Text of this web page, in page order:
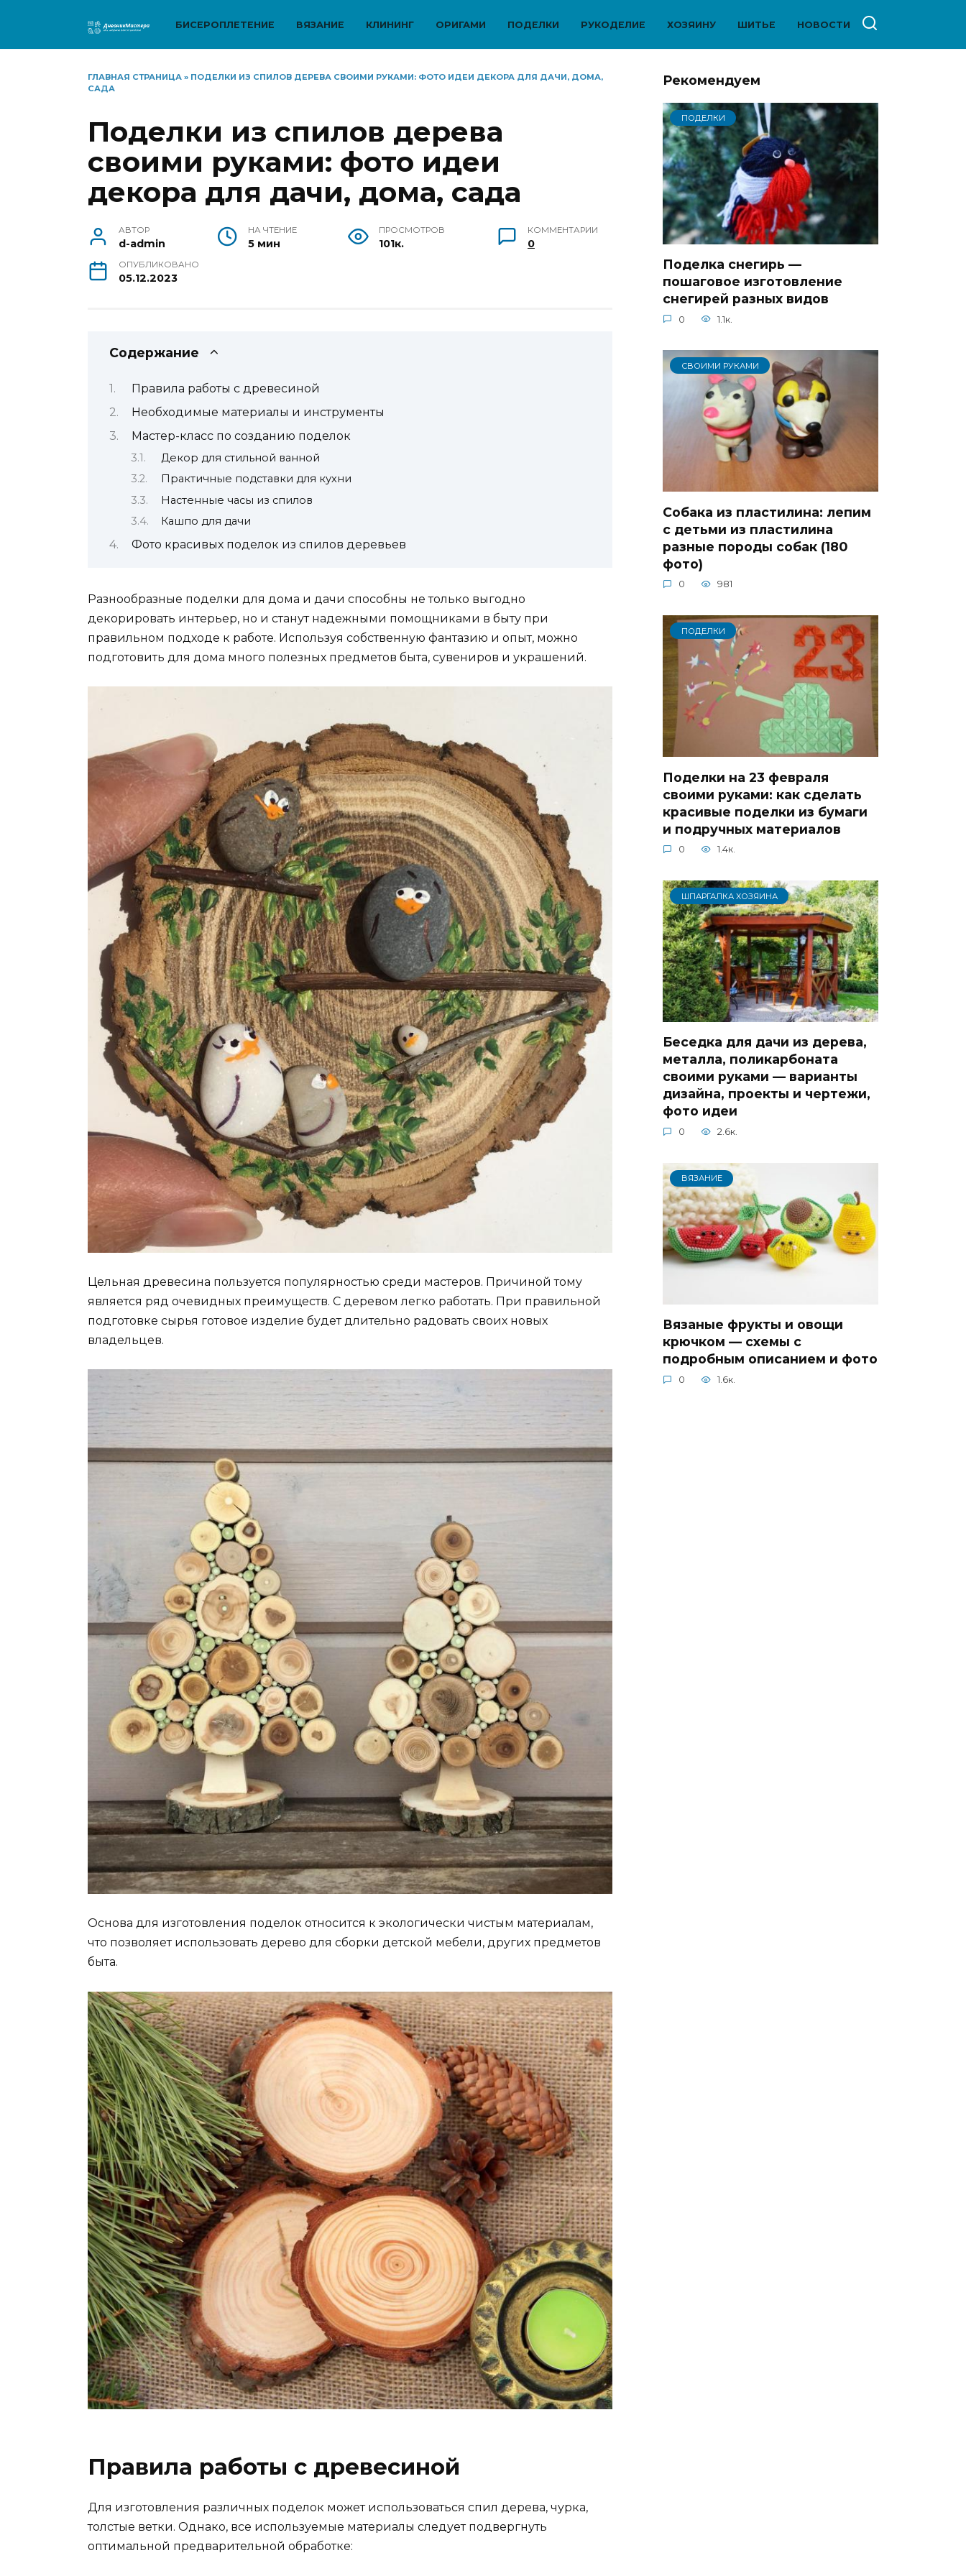
БИСЕРОПЛЕТЕНИЕ ВЯЗАНИЕ КЛИНИНГ ОРИГАМИ ПОДЕЛКИ РУКОДЕЛИЕ ХОЗЯИНУ ШИТЬЕ НОВОСТИ
ГЛАВНАЯ СТРАНИЦА » ПОДЕЛКИ ИЗ СПИЛОВ ДЕРЕВА СВОИМИ РУКАМИ: ФОТО ИДЕИ ДЕКОРА ДЛЯ ДАЧИ, ДОМА,
САДА
Поделки из спилов дерева
своими руками: фото идеи
декора для дачи, дома, сада
АВТОР
d-admin
НА ЧТЕНИЕ
5 мин
ПРОСМОТРОВ
101к.
КОММЕНТАРИИ
0
ОПУБЛИКОВАНО
05.12.2023
Содержание
Правила работы с древесиной
Необходимые материалы и инструменты
Мастер-класс по созданию поделок
Декор для стильной ванной
Практичные подставки для кухни
Настенные часы из спилов
Кашпо для дачи
Фото красивых поделок из спилов деревьев
Разнообразные поделки для дома и дачи способны не только выгодно
декорировать интерьер, но и станут надежными помощниками в быту при
правильном подходе к работе. Используя собственную фантазию и опыт, можно
подготовить для дома много полезных предметов быта, сувениров и украшений.
Цельная древесина пользуется популярностью среди мастеров. Причиной тому
является ряд очевидных преимуществ. С деревом легко работать. При правильной
подготовке сырья готовое изделие будет длительно радовать своих новых
владельцев.
Основа для изготовления поделок относится к экологически чистым материалам,
что позволяет использовать дерево для сборки детской мебели, других предметов
быта.
Правила работы с древесиной
Для изготовления различных поделок может использоваться спил дерева, чурка,
толстые ветки. Однако, все используемые материалы следует подвергнуть
оптимальной предварительной обработке:
Рекомендуем
ПОДЕЛКИ
Поделка снегирь —
пошаговое изготовление
снегирей разных видов
0 1.1к.
СВОИМИ РУКАМИ
Собака из пластилина: лепим
с детьми из пластилина
разные породы собак (180
фото)
0 981
ПОДЕЛКИ
Поделки на 23 февраля
своими руками: как сделать
красивые поделки из бумаги
и подручных материалов
0 1.4к.
ШПАРГАЛКА ХОЗЯИНА
Беседка для дачи из дерева,
металла, поликарбоната
своими руками — варианты
дизайна, проекты и чертежи,
фото идеи
0 2.6к.
ВЯЗАНИЕ
Вязаные фрукты и овощи
крючком — схемы с
подробным описанием и фото
0 1.6к.